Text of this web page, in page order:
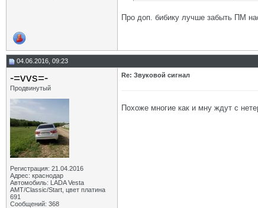
Про доп. бибику лучше забыть ПМ
04.06.2016, 09:23
-=vvs=-
Продвинутый
Регистрация: 21.04.2016
Адрес: краснодар
Автомобиль: LADA Vesta
АМТ/Classic/Start, цвет платина
691
Сообщений: 368
Re: Звуковой сигнал
Похоже многие как и мну ждут с